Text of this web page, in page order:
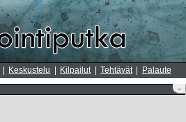
Keskustelu Kilpailut Tehtävät Palaute
–